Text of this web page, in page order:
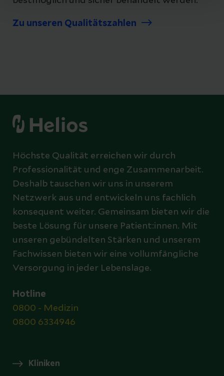
Zu unseren Qualitätszahlen
Höchste Qualität erreichen wir durch
Professionalität und enge Zusammenarbeit.
Deshalb tauschen wir uns in unserem
Netzwerk aus und entwickeln uns fachlich
konsequent weiter. Gemeinsam bieten wir die
beste Lösung für unsere Patient:innen. Mit
unseren gebündelten Stärken und unserem
Fachwissen bieten wir eine vollumfängliche
Versorgung in jeder Lebenslage.
Hotline
0800 - Medizin
0800 6334946
Kliniken